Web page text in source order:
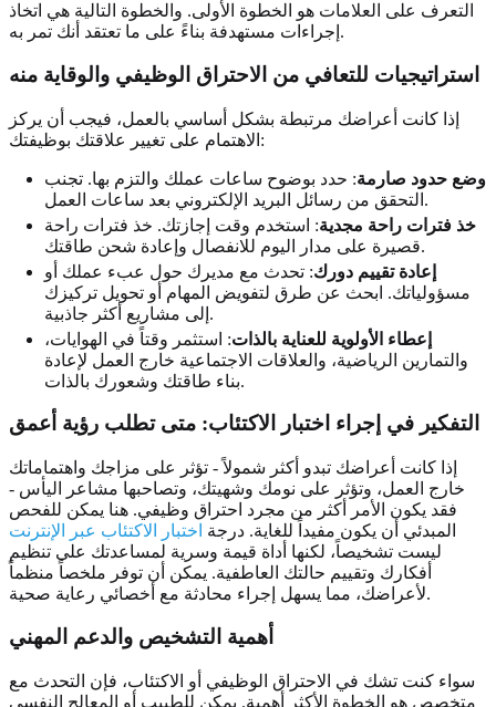
التعرف على العلامات هو الخطوة الأولى. والخطوة التالية هي اتخاذ
إجراءات مستهدفة بناءً على ما تعتقد أنك تمر به.
استراتيجيات للتعافي من الاحتراق الوظيفي والوقاية منه
إذا كانت أعراضك مرتبطة بشكل أساسي بالعمل، فيجب أن يركز
الاهتمام على تغيير علاقتك بوظيفتك:
وضع حدود صارمة: حدد بوضوح ساعات عملك والتزم بها. تجنب
التحقق من رسائل البريد الإلكتروني بعد ساعات العمل.
خذ فترات راحة مجدية: استخدم وقت إجازتك. خذ فترات راحة
قصيرة على مدار اليوم للانفصال وإعادة شحن طاقتك.
إعادة تقييم دورك: تحدث مع مديرك حول عبء عملك أو
مسؤولياتك. ابحث عن طرق لتفويض المهام أو تحويل تركيزك
إلى مشاريع أكثر جاذبية.
إعطاء الأولوية للعناية بالذات: استثمر وقتاً في الهوايات،
والتمارين الرياضية، والعلاقات الاجتماعية خارج العمل لإعادة
بناء طاقتك وشعورك بالذات.
التفكير في إجراء اختبار الاكتئاب: متى تطلب رؤية أعمق
إذا كانت أعراضك تبدو أكثر شمولاً - تؤثر على مزاجك واهتماماتك
خارج العمل، وتؤثر على نومك وشهيتك، وتصاحبها مشاعر اليأس -
فقد يكون الأمر أكثر من مجرد احتراق وظيفي. هنا يمكن للفحص
المبدئي أن يكون مفيداً للغاية. درجة اختبار الاكتئاب عبر الإنترنت
ليست تشخيصاً، لكنها أداة قيمة وسرية لمساعدتك على تنظيم
أفكارك وتقييم حالتك العاطفية. يمكن أن توفر ملخصاً منظماً
لأعراضك، مما يسهل إجراء محادثة مع أخصائي رعاية صحية.
أهمية التشخيص والدعم المهني
سواء كنت تشك في الاحتراق الوظيفي أو الاكتئاب، فإن التحدث مع
متخصص هو الخطوة الأكثر أهمية. يمكن للطبيب أو المعالج النفسي